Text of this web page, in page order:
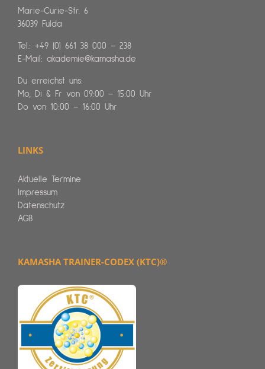
Marie-Curie-Str. 6
36039 Fulda
Tel.: +49 (0) 661 38 000 – 238
E-Mail: akademie@kamasha.de
Du erreichst uns:
Mo, Di & Fr von 09:00 – 15:00 Uhr
Do von 10:00 – 16:00 Uhr
LINKS
Aktuelle Termine
Impressum
Datenschutz
AGB
KAMASHA TRAINER-CODEX (KTC)®